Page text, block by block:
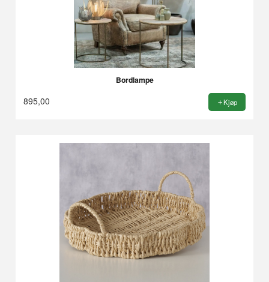
Bordlampe
895,00 Kjøp